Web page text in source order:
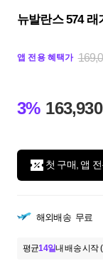
뉴발란스 574 래
앱 전용 혜택가
3%
첫 구매, 앱
해외배송 무료
평균14일내 배송 시작